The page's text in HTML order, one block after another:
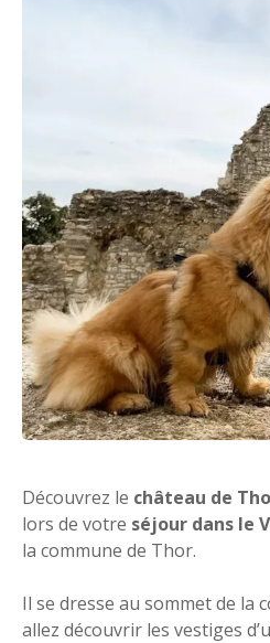
Découvrez le château de
lors de votre séjour dans le
la commune de Thor.
Il se dresse au sommet de la
allez découvrir les vestiges